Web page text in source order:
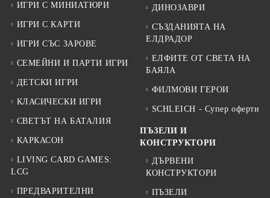
ИГРИ С МИНИАТЮРИ
ИГРИ С КАРТИ
ИГРИ СЪС ЗАРОВЕ
СЕМЕЙНИ И ПАРТИ ИГРИ
ДЕТСКИ ИГРИ
КЛАСИЧЕСКИ ИГРИ
СВЕТЪТ НА БАТАЛИЯ
КАРКАСОН
LIVING CARD GAMES:
LCG
ПРЕДВАРИТЕЛНИ
ДИНОЗАВРИ
СЪЗДАНИЯТА НА
ЕЛДРАДОР
ЕЛФИТЕ ОТ СВЕТА НА
БАЯЛА
ФИЛМОВИ ГЕРОИ
SCHLEICH - Супер оферти
ПЪЗЕЛИ И
КОНСТРУКТОРИ
ДЪРВЕНИ
КОНСТРУКТОРИ
ПЪЗЕЛИ